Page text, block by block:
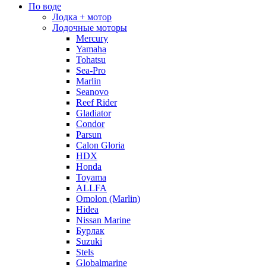
По воде
Лодка + мотор
Лодочные моторы
Mercury
Yamaha
Tohatsu
Sea-Pro
Marlin
Seanovo
Reef Rider
Gladiator
Condor
Parsun
Calon Gloria
HDX
Honda
Toyama
ALLFA
Omolon (Marlin)
Hidea
Nissan Marine
Бурлак
Suzuki
Stels
Globalmarine